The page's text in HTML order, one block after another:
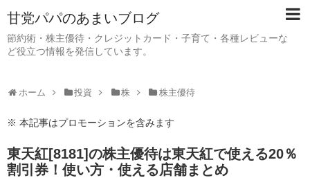
甘党パパのあまいブログ
節約術・株主優待・クレジットカード・子育て・各種レビューな
ど役立つ情報を発信しています。
ホーム 投資 株 株主優待
※ 本記事はプロモーションを含みます
東天紅[8181]の株主優待は東天紅で使える20％
割引券！使い方・使える店舗まとめ